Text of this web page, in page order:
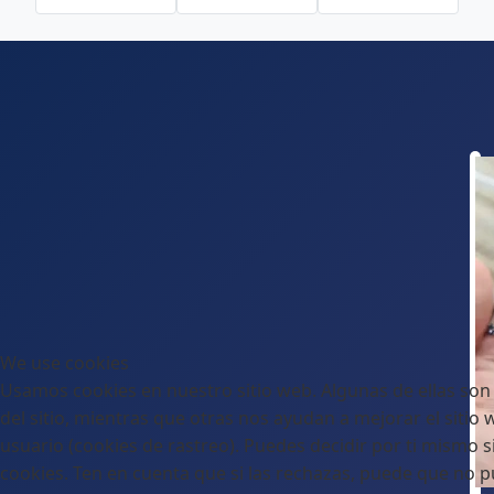
We use cookies
Usamos cookies en nuestro sitio web. Algunas de ellas
del sitio, mientras que otras nos ayudan a mejorar el sitio
usuario (cookies de rastreo). Puedes decidir por ti mismo
cookies. Ten en cuenta que si las rechazas, puede que no